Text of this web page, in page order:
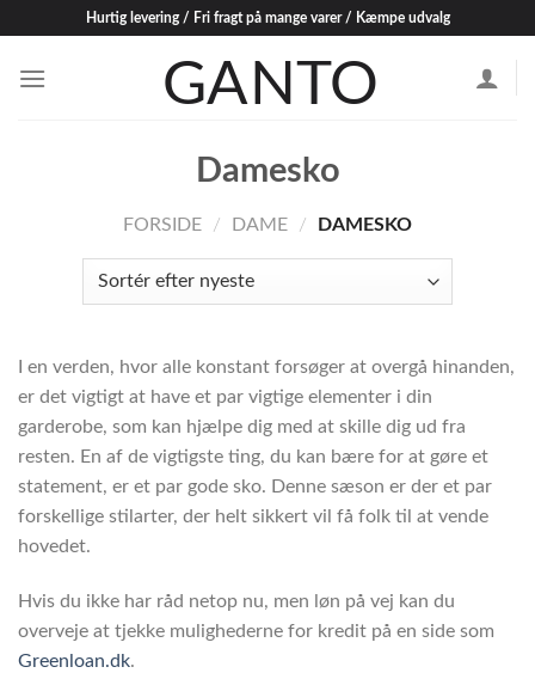
content
Hurtig levering / Fri fragt på mange varer / Kæmpe udvalg
Damesko
FORSIDE / DAME / DAMESKO
I en verden, hvor alle konstant forsøger at overgå hinanden,
er det vigtigt at have et par vigtige elementer i din
garderobe, som kan hjælpe dig med at skille dig ud fra
resten. En af de vigtigste ting, du kan bære for at gøre et
statement, er et par gode sko. Denne sæson er der et par
forskellige stilarter, der helt sikkert vil få folk til at vende
hovedet.
Hvis du ikke har råd netop nu, men løn på vej kan du
overveje at tjekke mulighederne for kredit på en side som
Greenloan.dk.